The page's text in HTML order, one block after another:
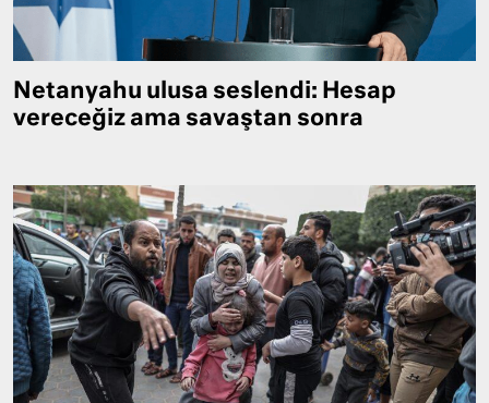
Netanyahu ulusa seslendi: Hesap
vereceğiz ama savaştan sonra